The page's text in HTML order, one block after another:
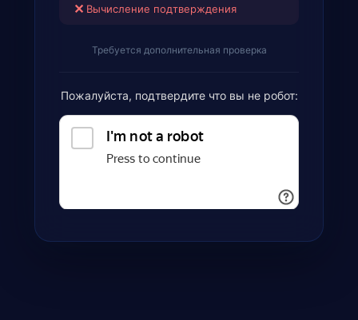
✕ Вычисление подтверждения
Требуется дополнительная проверка
Пожалуйста, подтвердите что вы не робот: